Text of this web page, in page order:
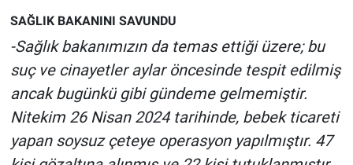
SAĞLIK BAKANINI SAVUNDU
-Sağlık bakanımızın da temas ettiği üzere; bu
suç ve cinayetler aylar öncesinde tespit edilmiş
ancak bugünkü gibi gündeme gelmemiştir.
Nitekim 26 Nisan 2024 tarihinde, bebek ticareti
yapan soysuz çeteye operasyon yapılmıştır. 47